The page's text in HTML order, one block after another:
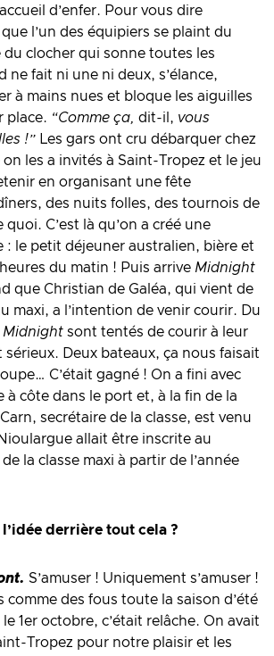
d’enfer. Pour vous dire
que l’un des équipiers se plaint du
du clocher qui sonne toutes les
ne fait ni une ni deux, s’élance,
à mains nues et bloque les aiguilles
place. “Comme ça, dit-il, vous
!” Les gars ont cru débarquer chez
on les a invités à Saint-Tropez et le jeu
en organisant une fête
des nuits folles, des tournois de
quoi. C’est là qu’on a créé une
: le petit déjeuner australien, bière et
du matin ! Puis arrive Midnight
que Christian de Galéa, qui vient de
maxi, a l’intention de venir courir. Du
Midnight sont tentés de courir à leur
Deux bateaux, ça nous faisait
C’était gagné ! On a fini avec
à côte dans le port et, à la fin de la
secrétaire de la classe, est venu
allait être inscrite au
la classe maxi à partir de l’année
derrière tout cela ?
S’amuser ! Uniquement s’amuser !
comme des fous toute la saison d’été
1er octobre, c’était relâche. On avait
Tropez pour notre plaisir et les